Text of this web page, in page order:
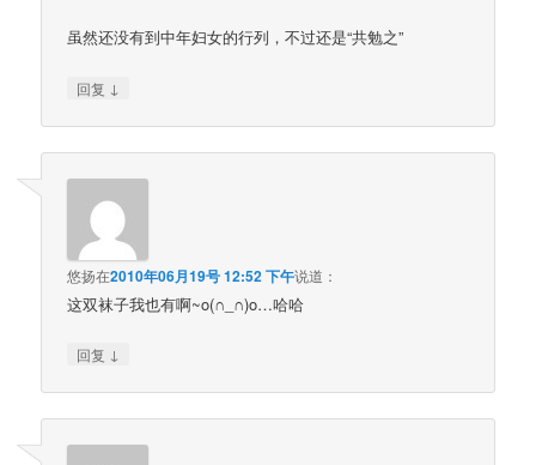
虽然还没有到中年妇女的行列，不过还是“共勉之”
回复 ↓
悠扬在2010年06月19号 12:52 下午说道：
这双袜子我也有啊~o(∩_∩)o…哈哈
回复 ↓